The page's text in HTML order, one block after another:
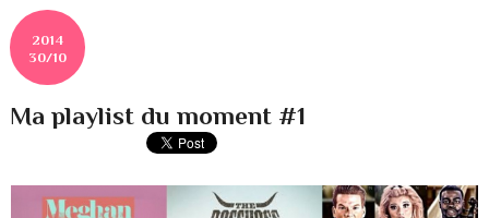
2014
30/10
Ma playlist du moment #1